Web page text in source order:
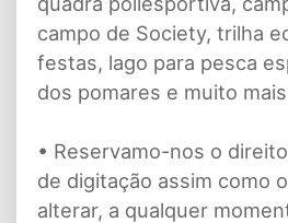
campo de Society, trilha
festas, lago para pesca
dos pomares e muito
• Reservamo-nos o
de digitação assim como
alterar, a qualquer